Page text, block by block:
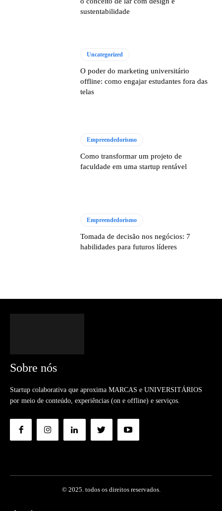
sustentabilidade
Uncategorized
O poder do marketing universitário
offline: como engajar estudantes fora das
telas
Empreendedorismo
Como transformar um projeto de
faculdade em uma startup rentável
Empreendedorismo
Tomada de decisão nos negócios: 7
habilidades para futuros líderes
Sobre nós
Startup colaborativa que aproxima MARCAS e UNIVERSITÁRIOS
por meio de conteúdo, experiências (on e offline) e serviços.
© 2025. todos os direitos reservados.